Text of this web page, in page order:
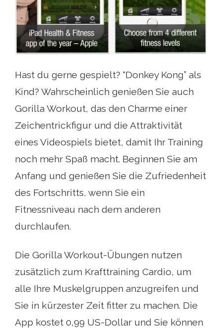
Hast du gerne gespielt? “Donkey Kong” als
Kind? Wahrscheinlich genießen Sie auch
Gorilla Workout, das den Charme einer
Zeichentrickfigur und die Attraktivität
eines Videospiels bietet, damit Ihr Training
noch mehr Spaß macht. Beginnen Sie am
Anfang und genießen Sie die Zufriedenheit
des Fortschritts, wenn Sie ein
Fitnessniveau nach dem anderen
durchlaufen.
Die Gorilla Workout-Übungen nutzen
zusätzlich zum Krafttraining Cardio, um
alle Ihre Muskelgruppen anzugreifen und
Sie in kürzester Zeit fitter zu machen. Die
App kostet 0,99 US-Dollar und Sie können